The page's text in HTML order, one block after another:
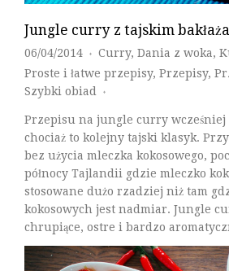
Jungle curry z tajskim
06/04/2014 ♦ Curry, Dania z woka,
Proste i łatwe przepisy, Przepisy,
Szybki obiad
♦
Przepisu na jungle curry wcześniej
chociaż to kolejny tajski klasyk.
bez użycia mleczka kokosowego,
północy Tajlandii gdzie mleczko
stosowane dużo rzadziej niż tam
kokosowych jest nadmiar. Jungle
chrupiące, ostre i bardzo
Czytaj Dalej